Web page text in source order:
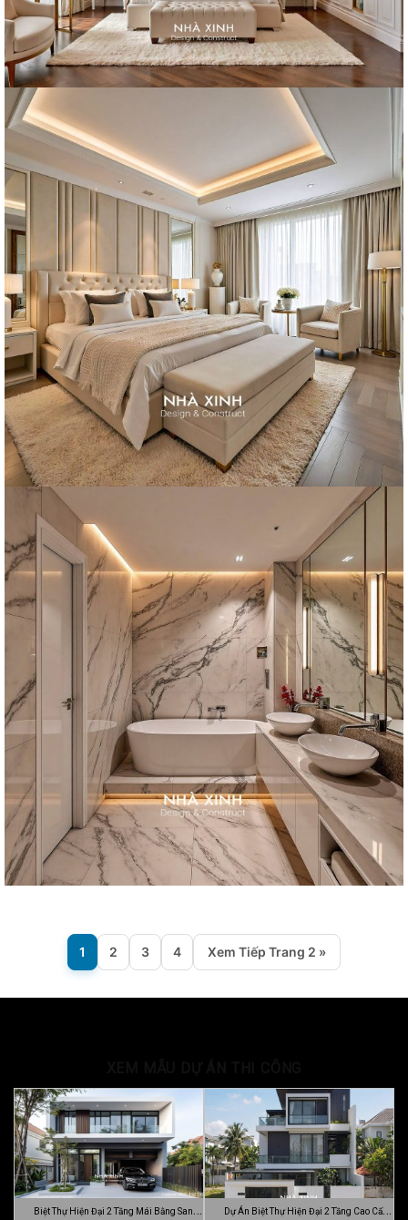
1 2 3 4 Xem Tiếp Trang 2 »
Biệt Thự Hiện Đại 2 Tầng Mái Bằng Sang Dự Án Biệt Thự Hiện Đại 2 Tầng Cao Cấp